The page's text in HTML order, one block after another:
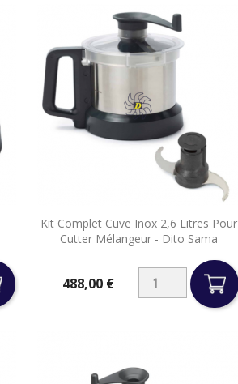
Kit Complet Cuve Inox 2,6 Litres Pour
Cutter Mélangeur - Dito Sama
488,00 €
Aperçu rapide